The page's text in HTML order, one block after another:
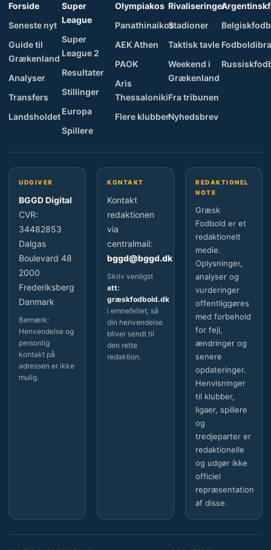
Forside
Seneste nyt
Guide til
Grækenland
Analyser
Transfers
Landsholdet
Super
League
Super
League 2
Resultater
Stillinger
Europa
Spillere
Olympiakos
Panathinaikos
AEK Athen
PAOK
Aris
Thessaloniki
Flere klubber
Rivaliseringer
Stadioner
Taktisk tavle
Weekend i
Grækenland
Fra tribunen
Nyhedsbrev
UDGIVER
BGGD Digital
CVR:
34482853
Dalgas
Boulevard 48
2000
Frederiksberg
Danmark
Bemærk:
Henvendelse og
personlig
kontakt på
adressen er ikke
mulig.
KONTAKT
Kontakt
redaktionen
via
centralmail:
bggd@bggd.dk
Skriv venligst
att:
græskfodbold.dk
i emnefeltet, så
din henvendelse
bliver sendt til
den rette
redaktion.
REDAKTIONEL
NOTE
Græsk
Fodbold er et
redaktionelt
medie.
Oplysninger,
analyser og
vurderinger
offentliggøres
med forbehold
for fejl,
ændringer og
senere
opdateringer.
Henvisninger
til klubber,
ligaer, spillere
og
tredjeparter er
redaktionelle
og udgør ikke
officiel
repræsentation
af disse.